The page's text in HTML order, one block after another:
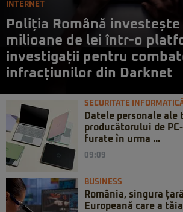
INTERNET
Poliția Română investește
milioane de lei într-o
investigații pentru
infracțiunilor din Darknet
SECURITATE
Datele personale
producătorului de
furate în urma ...
09:09
BUSINESS
România, singura
Europeană care a